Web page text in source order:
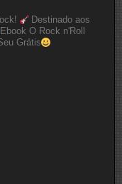
Destinado aos
Ebook O Rock n'Roll
Grátis